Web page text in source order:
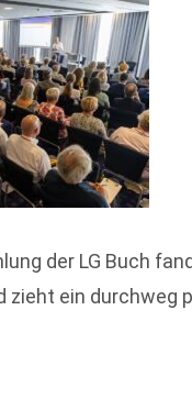
der LG Buch
zieht ein